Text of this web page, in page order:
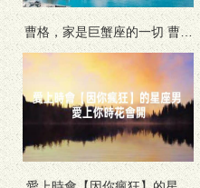
曹格，家是巨蟹座的一切 曹格
的家